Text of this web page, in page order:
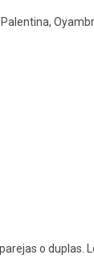
o duplas.